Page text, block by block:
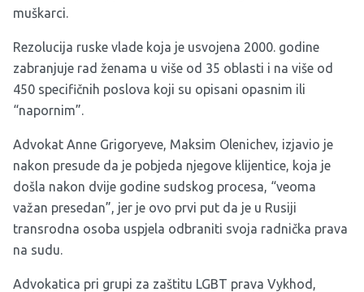
muškarci.
Rezolucija ruske vlade koja je usvojena 2000. godine
zabranjuje rad ženama u više od 35 oblasti i na više od
450 specifičnih poslova koji su opisani opasnim ili
“napornim”.
Advokat Anne Grigoryeve, Maksim Olenichev, izjavio je
nakon presude da je pobjeda njegove klijentice, koja je
došla nakon dvije godine sudskog procesa, “veoma
važan presedan”, jer je ovo prvi put da je u Rusiji
transrodna osoba uspjela odbraniti svoja radnička prava
na sudu.
Advokatica pri grupi za zaštitu LGBT prava Vykhod,